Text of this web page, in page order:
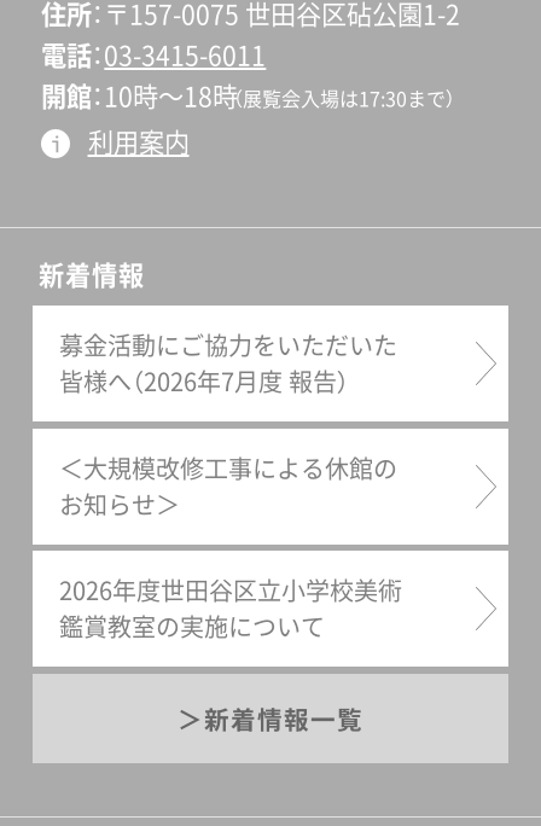
住所 〒157-0075 世田谷区砧公園1-2
電話 03-3415-6011
開館 10時〜18時（展覧会入場は17:30まで）
利用案内
新着情報
募金活動にご協力をいただいた
皆様へ（2026年7月度 報告）
＜大規模改修工事による休館の
お知らせ＞
2026年度世田谷区立小学校美術
鑑賞教室の実施について
新着情報一覧